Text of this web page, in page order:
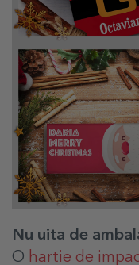
Nu uita de
O hartie de